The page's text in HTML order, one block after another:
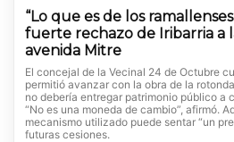
“Lo que es de los
fuerte rechazo de Iribarria a
avenida Mitre
El concejal de la Vecinal 24 de Octubre
permitió avanzar con la obra de la
no debería entregar patrimonio público a
“No es una moneda de cambio”, afirmó.
mecanismo utilizado puede sentar “un
futuras cesiones.